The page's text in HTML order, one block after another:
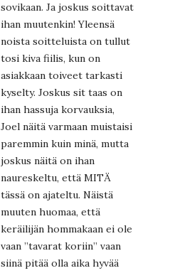
sovikaan. Ja joskus soittavat
ihan muutenkin! Yleensä
noista soitteluista on tullut
tosi kiva fiilis, kun on
asiakkaan toiveet tarkasti
kyselty. Joskus sit taas on
ihan hassuja korvauksia,
Joel näitä varmaan muistaisi
paremmin kuin minä, mutta
joskus näitä on ihan
naureskeltu, että MITÄ
tässä on ajateltu. Näistä
muuten huomaa, että
keräilijän hommakaan ei ole
vaan ”tavarat koriin” vaan
siinä pitää olla aika hyvää